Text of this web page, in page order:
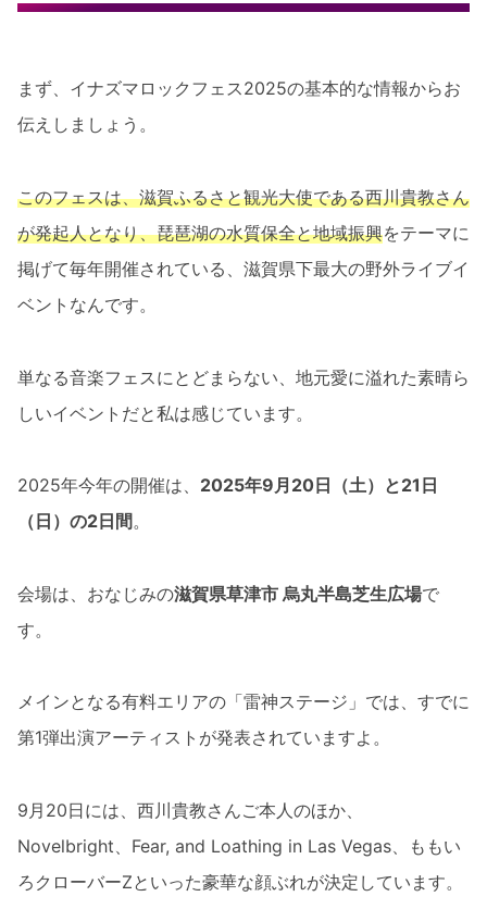
まず、イナズマロックフェス2025の基本的な情報からお
伝えしましょう。
このフェスは、滋賀ふるさと観光大使である西川貴教さん
が発起人となり、琵琶湖の水質保全と地域振興をテーマに
掲げて毎年開催されている、滋賀県下最大の野外ライブイ
ベントなんです。
単なる音楽フェスにとどまらない、地元愛に溢れた素晴ら
しいイベントだと私は感じています。
2025年今年の開催は、 2025年9月20日（土）と21日
（日）の2日間。
会場は、おなじみの滋賀県草津市 烏丸半島芝生広場で
す。
メインとなる有料エリアの「雷神ステージ」では、すでに
第1弾出演アーティストが発表されていますよ。
9月20日には、西川貴教さんご本人のほか、
Novelbright、Fear, and Loathing in Las Vegas、ももい
ろクローバーZといった豪華な顔ぶれが決定しています。